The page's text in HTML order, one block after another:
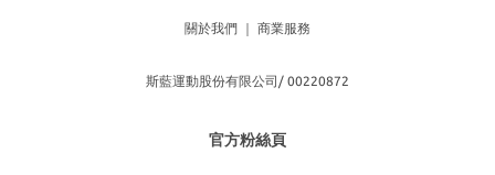
關於我們 商業服務
斯藍運動股份有限公司/ 00220872
官方粉絲頁